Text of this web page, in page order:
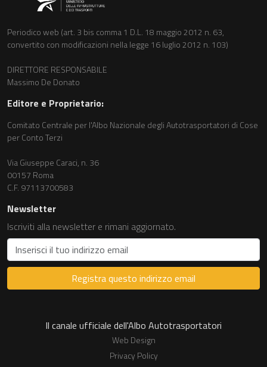
Periodico web (art. 3 bis comma 1 D.L. 18 maggio 2012 n. 63,
convertito con modificazioni nella legge 16 luglio 2012 n. 103)
DIRETTORE RESPONSABILE
Massimo De Donato
Editore e Proprietario:
Comitato Centrale per l'Albo Nazionale degli Autotrasportatori di Cose
per Conto Terzi
Via Giuseppe Caraci, n. 36
00157 Roma
C.F. 97113700583
Newsletter
Iscriviti alla newsletter e rimani aggiornato.
Registra questo indirizzo email
Il canale ufficiale dell'Albo Autotrasportatori
Web Design
Privacy Policy